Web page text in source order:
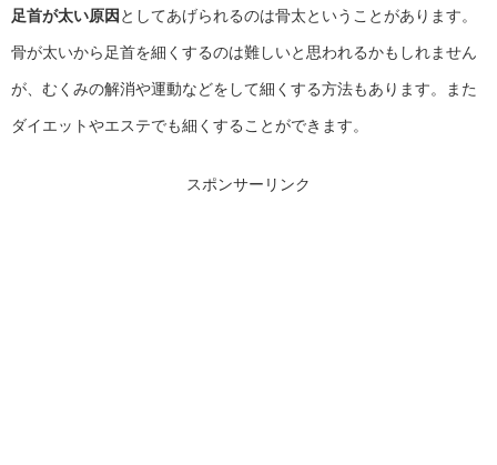
足首が太い原因 としてあげられるのは骨太ということがあります。
骨が太いから足首を細くするのは難しいと思われるかもしれません
が、むくみの解消や運動などをして細くする方法もあります。また
ダイエットやエステでも細くすることができます。
スポンサーリンク